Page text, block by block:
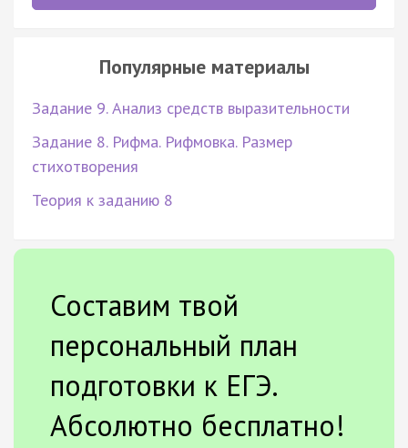
Популярные материалы
Задание 9. Анализ средств выразительности
Задание 8. Рифма. Рифмовка. Размер
стихотворения
Теория к заданию 8
Составим твой
персональный план
подготовки к ЕГЭ.
Абсолютно бесплатно!